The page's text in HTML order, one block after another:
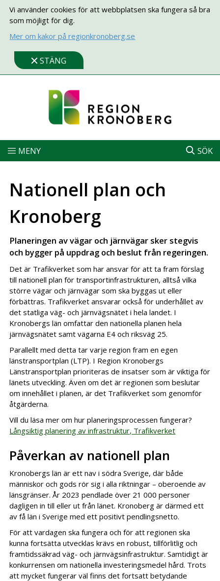
Vi använder cookies för att webbplatsen ska fungera så bra
som möjligt för dig.
Mer om kakor på regionkronoberg.se
STÄNG
MENY SÖK
Nationell plan och
Kronoberg
Planeringen av vägar och järnvägar sker stegvis
och bygger på uppdrag och beslut från regeringen.
Det är Trafikverket som har ansvar för att ta fram förslag
till nationell plan för transportinfrastrukturen, alltså vilka
större vägar och järnvägar som ska byggas ut eller
förbättras. Trafikverket ansvarar också för underhållet av
det statliga väg- och järnvägsnätet i hela landet. I
Kronobergs län omfattar den nationella planen hela
järnvägsnätet samt vägarna E4 och riksväg 25.
Parallellt med detta tar varje region fram en egen
länstransportplan (LTP). I Region Kronobergs
Länstransportplan prioriteras de insatser som är viktiga för
länets utveckling. Även om det är regionen som beslutar
om innehållet i planen, är det Trafikverket som genomför
åtgärderna.
Vill du läsa mer om hur planeringsprocessen fungerar?
Långsiktig planering av infrastruktur, Trafikverket
Påverkan av nationell plan
Kronobergs län är ett nav i södra Sverige, där både
människor och gods rör sig i alla riktningar – oberoende av
länsgränser. År 2023 pendlade över 21 000 personer
dagligen in till eller ut från länet. Kronoberg är därmed ett
av få län i Sverige med ett positivt pendlingsnetto.
För att vardagen ska fungera och för att regionen ska
kunna fortsätta utvecklas krävs en robust, tillförlitlig och
framtidssäkrad väg- och järnvägsinfrastruktur. Samtidigt är
konkurrensen om nationella investeringsmedel hård. Trots
att mycket fungerar väl finns det fortsatt betydande